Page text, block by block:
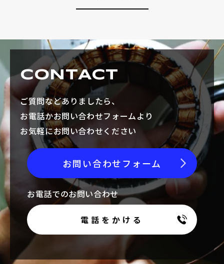
採用情報
お電話でのお問い合わせ
CONTACT
ご質問などありましたら、
お電話かお問い合わせフォームより
お気軽にお問い合わせください
お問い合わせフォーム
お電話でのお問い合わせ
電話をかける